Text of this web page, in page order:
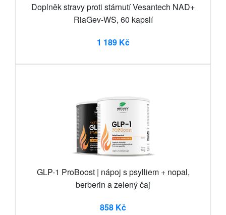
Doplněk stravy proti stárnutí Vesantech NAD+
RiaGev-WS, 60 kapslí
1 189 Kč
GLP-1 ProBoost | nápoj s psylliem + nopal,
berberin a zelený čaj
858 Kč